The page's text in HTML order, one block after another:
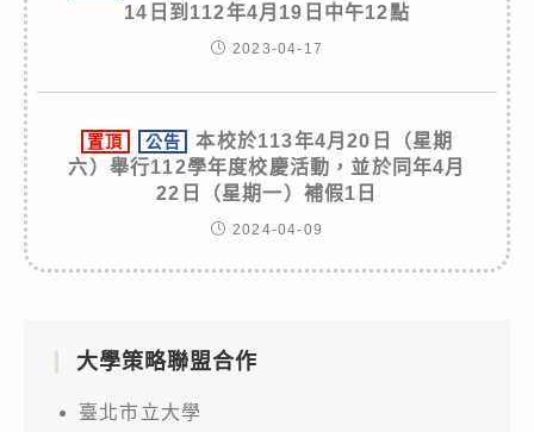
14日到112年4月19日中午12點
2023-04-17
置頂 公告
本校於113年4月20日（星期
六）舉行112學年度校慶活動，並於同年4月
22日（星期一）補假1日
2024-04-09
大學策略聯盟合作
臺北市立大學